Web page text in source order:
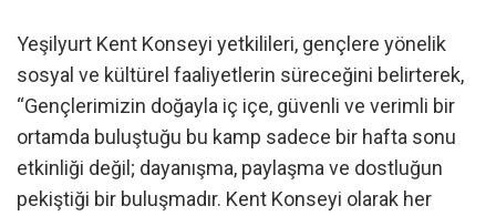
Yeşilyurt Kent Konseyi yetkilileri, gençlere yönelik
sosyal ve kültürel faaliyetlerin süreceğini belirterek,
“Gençlerimizin doğayla iç içe, güvenli ve verimli bir
ortamda buluştuğu bu kamp sadece bir hafta sonu
etkinliği değil; dayanışma, paylaşma ve dostluğun
pekiştiği bir buluşmadır. Kent Konseyi olarak her